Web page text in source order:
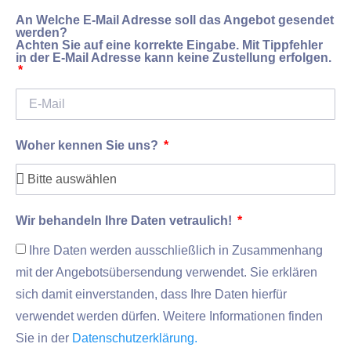
An Welche E-Mail Adresse soll das Angebot gesendet
werden?
Achten Sie auf eine korrekte Eingabe. Mit Tippfehler
in der E-Mail Adresse kann keine Zustellung erfolgen.
Woher kennen Sie uns?
Wir behandeln Ihre Daten vetraulich!
Ihre Daten werden ausschließlich in Zusammenhang
mit der Angebotsübersendung verwendet. Sie erklären
sich damit einverstanden, dass Ihre Daten hierfür
verwendet werden dürfen. Weitere Informationen finden
Sie in der Datenschutzerklärung.